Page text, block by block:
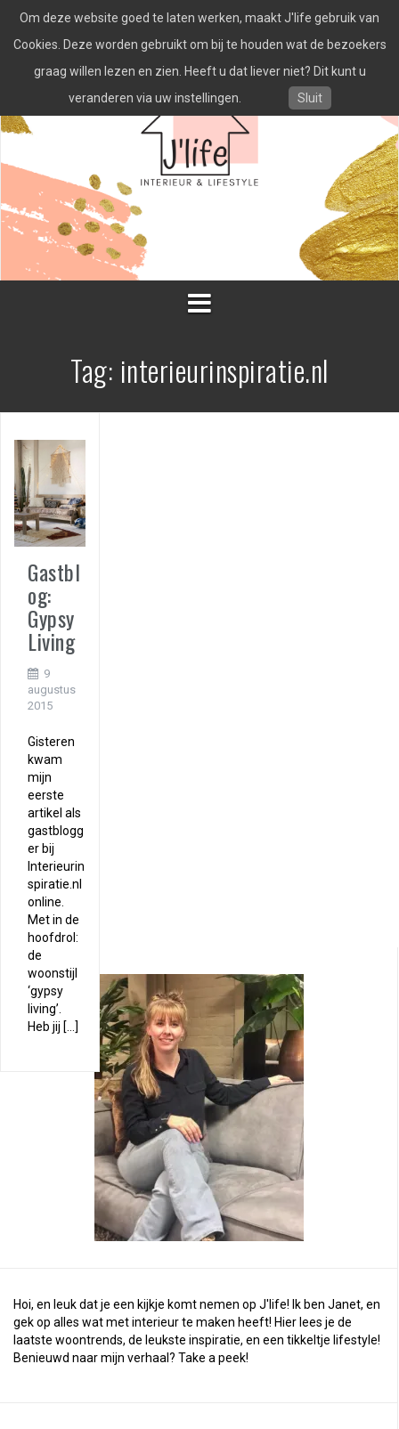
naar
inhoud
Tag: interieurinspiratie.nl
Gastbl
og:
Gypsy
Living
9
augustus
2015
Gisteren
kwam
mijn
eerste
artikel als
gastblogg
er bij
Interieurin
spiratie.nl
online.
Met in de
hoofdrol:
de
woonstijl
‘gypsy
living’.
Heb jij […]
Hoi, en leuk dat je een kijkje komt nemen op J'life! Ik ben Janet, en
gek op alles wat met interieur te maken heeft! Hier lees je de
laatste woontrends, de leukste inspiratie, en een tikkeltje lifestyle!
Benieuwd naar mijn verhaal? Take a peek!
Om deze website goed te laten werken, maakt J'life gebruik van
Cookies. Deze worden gebruikt om bij te houden wat de bezoekers
graag willen lezen en zien. Heeft u dat liever niet? Dit kunt u
veranderen via uw instellingen.
Sluit